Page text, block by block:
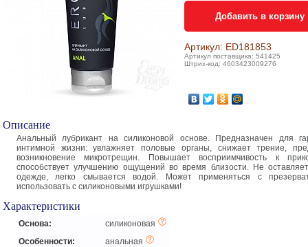
Добавить в корзину
Артикул: ED181853
Артикул поставщика: 541425
Штрих-код: 4603423009276
Описание
Анальный лубрикант на силиконовой основе. Предназначен для
интимной жизни: увлажняет половые органы, снижает трение,
возникновение микротрещин. Повышает восприимчивость к
способствует улучшению ощущений во время близости. Не
одежде, легко смывается водой. Может применяться с
использовать с силиконовыми игрушками!
Характеристики
Основа:
силиконовая
Особенности:
анальная